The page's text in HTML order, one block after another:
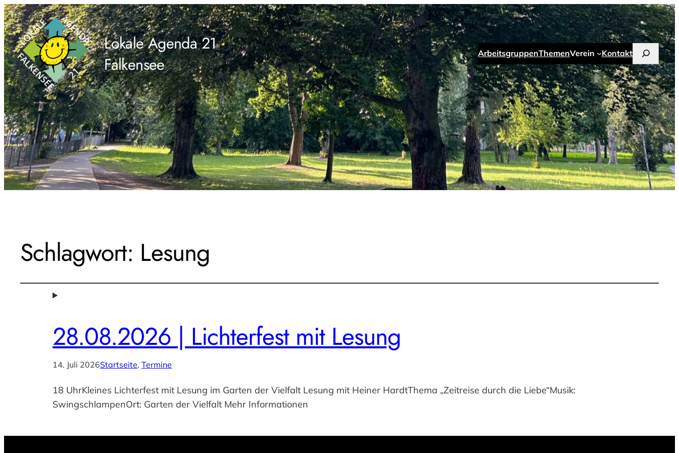
Lokale Agenda 21
Falkensee
ArbeitsgruppenThemenVerein Kontakt Suchen
Schlagwort: Lesung
28.08.2026 | Lichterfest mit Lesung
14. Juli 2026Startseite, Termine
18 UhrKleines Lichterfest mit Lesung im Garten der Vielfalt Lesung mit Heiner HardtThema „Zeitreise durch die Liebe“Musik:
SwingschlampenOrt: Garten der Vielfalt Mehr Informationen